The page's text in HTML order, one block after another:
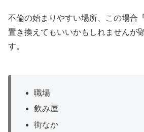
不倫の始まりやすい場所、この場合
置き換えてもいいかもしれませんが
す。
職場
飲み屋
街なか